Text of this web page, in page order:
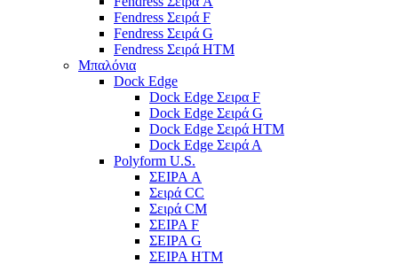
Fendress Σειρά F
Fendress Σειρά G
Fendress Σειρά HTM
Μπαλόνια
Dock Edge
Dock Edge Σειρα F
Dock Edge Σειρά G
Dock Edge Σειρά HTM
Dock Edge Σειρά Α
Polyform U.S.
ΣΕΙΡΑ A
Σειρά CC
Σειρά CM
ΣΕΙΡΑ F
ΣΕΙΡΑ G
ΣΕΙΡΑ HTM